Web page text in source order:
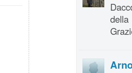
della